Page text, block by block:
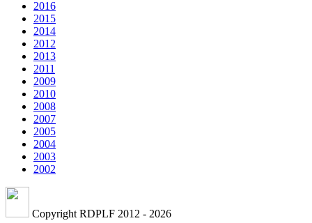
2016
2015
2014
2012
2013
2011
2009
2010
2008
2007
2005
2004
2003
2002
Copyright RDPLF 2012 - 2026